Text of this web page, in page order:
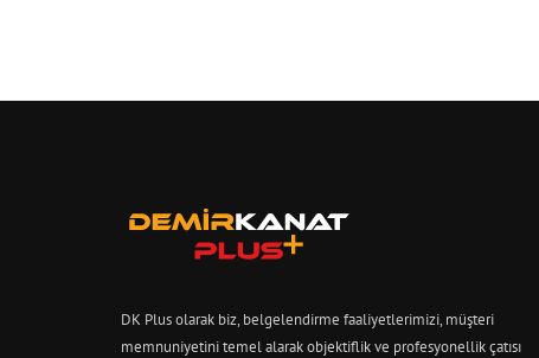
DK Plus olarak biz, belgelendirme faaliyetlerimizi, müşteri
memnuniyetini temel alarak objektiflik ve profesyonellik çatısı